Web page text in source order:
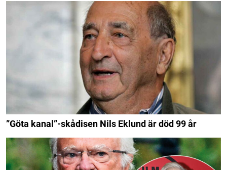
”Göta kanal”-skådisen Nils Eklund är död 99 år